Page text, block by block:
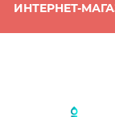
ИНТЕРНЕТ-